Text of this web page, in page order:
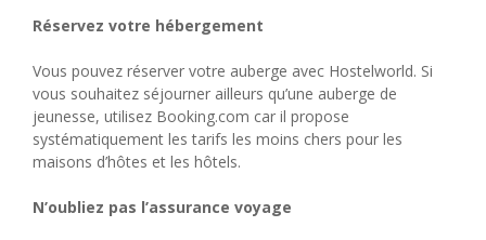
Réservez votre hébergement
Vous pouvez réserver votre auberge avec Hostelworld. Si
vous souhaitez séjourner ailleurs qu’une auberge de
jeunesse, utilisez Booking.com car il propose
systématiquement les tarifs les moins chers pour les
maisons d’hôtes et les hôtels.
N’oubliez pas l’assurance voyage